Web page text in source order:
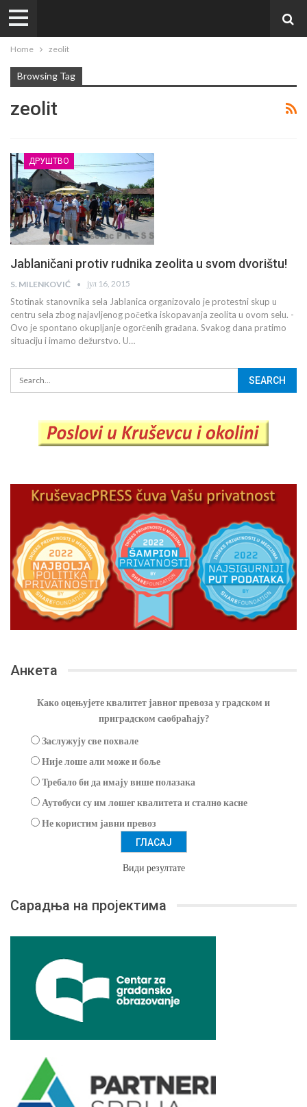
Home zeolit
Browsing Tag
zeolit
ДРУШТВО
Jablaničani protiv rudnika zeolita u svom dvorištu!
S. MILENKOVIĆ јул 16, 2015
Stotinak stanovnika sela Jablanica organizovalo je protestni skup u
centru sela zbog najavljenog početka iskopavanja zeolita u ovom selu. -
Ovo je spontano okupljanje ogorčenih građana. Svakog dana pratimo
situaciju i imamo dežurstvo. U…
Анкета
Како оцењујете квалитет јавног превоза у градском и
приградском саобраћају?
Заслужују све похвале
Није лоше али може и боље
Требало би да имају више полазака
Аутобуси су им лошег квалитета и стално касне
Не користим јавни превоз
Види резултате
Сарадња на пројектима